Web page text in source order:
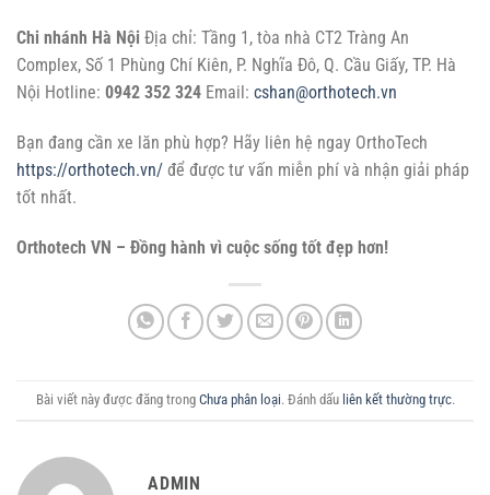
Chi nhánh Hà Nội Địa chỉ: Tầng 1, tòa nhà CT2 Tràng An
Complex, Số 1 Phùng Chí Kiên, P. Nghĩa Đô, Q. Cầu Giấy, TP. Hà
Nội Hotline: 0942 352 324 Email: cshan@orthotech.vn
Bạn đang cần xe lăn phù hợp? Hãy liên hệ ngay OrthoTech
https://orthotech.vn/ để được tư vấn miễn phí và nhận giải pháp
tốt nhất.
Orthotech VN – Đồng hành vì cuộc sống tốt đẹp hơn!
Bài viết này được đăng trong Chưa phân loại. Đánh dấu liên kết thường trực.
ADMIN